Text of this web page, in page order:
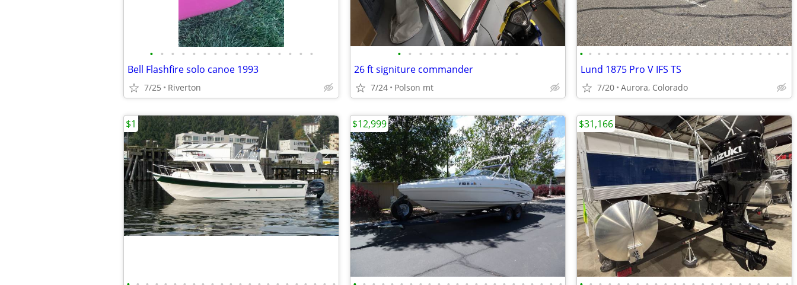
• • • • • • • • • • • • • • • •
Bell Flashfire solo canoe 1993
7/25 Riverton
• • • • • • • • • • • •
26 ft signiture commander
7/24 Polson mt
• • • • • • • • • • • • • • • • • • • • • • • •
Lund 1875 Pro V IFS TS
7/20 Aurora, Colorado
$1 $12,999 $31,166